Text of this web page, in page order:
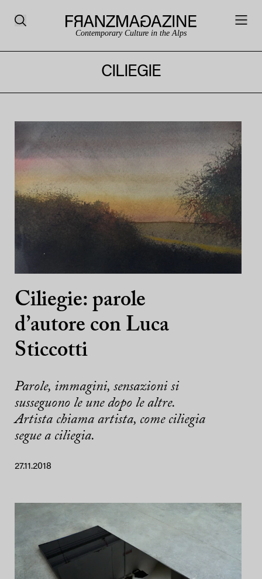
Contemporary Culture in the Alps
CILIEGIE
Ciliegie: parole
d’autore con Luca
Sticcotti
Parole, immagini, sensazioni si
susseguono le une dopo le altre.
Artista chiama artista, come ciliegia
segue a ciliegia.
27.11.2018